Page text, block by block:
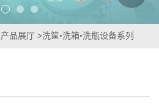
产品展厅 >洗筐•洗箱•洗瓶设备系列